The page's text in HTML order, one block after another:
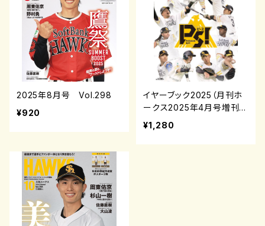
2025年8月号 Vol.298
¥920
イヤーブック2025（月刊ホ
ークス2025年4月号増刊）
¥1,280